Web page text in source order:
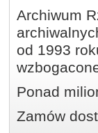
Archiwum
od 1993
Ponad
Zamów